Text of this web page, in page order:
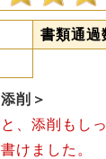
書類通過
削＞
、添削もし
けました。